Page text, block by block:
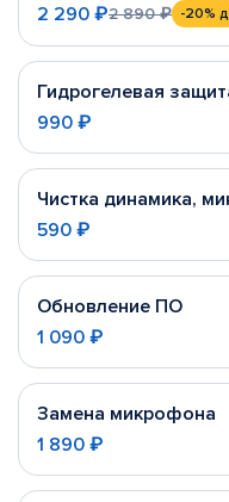
2 290 ₽2 890 ₽ -20%
Гидрогелевая
990 ₽
Чистка динамика,
590 ₽
Обновление ПО
1 090 ₽
Замена микрофона
1 890 ₽